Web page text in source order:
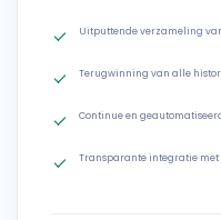
Uitputtende verzameling
Terugwinning van alle
Continue en
Transparante integratie